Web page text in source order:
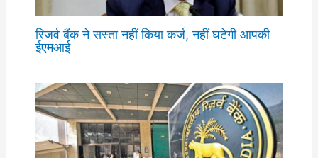
रिजर्व बैंक ने सस्ता नहीं किया कर्ज, नहीं घटेगी आपकी
ईएमआई